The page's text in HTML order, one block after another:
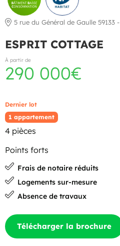
5 rue du Général de Gaulle 59133 -
ESPRIT COTTAGE
À partir de
290 000€
Dernier lot
1 appartement
4 pièces
Points forts
Frais de notaire réduits
Logements sur-mesure
Absence de travaux
Télécharger la brochure